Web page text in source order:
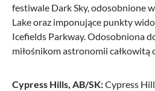
festiwale Dark Sky, odosobnione
Lake oraz imponujące punkty
Icefields Parkway. Odosobniona
miłośnikom astronomii całkowitą
Cypress Hills, AB/SK:Cypress